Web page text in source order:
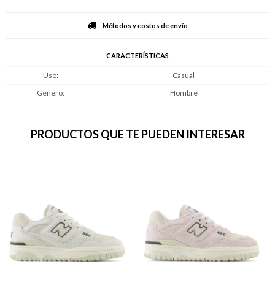
Métodos y costos de envío
CARACTERÍSTICAS
Uso
Casual
Género
Hombre
PRODUCTOS QUE TE PUEDEN INTERESAR